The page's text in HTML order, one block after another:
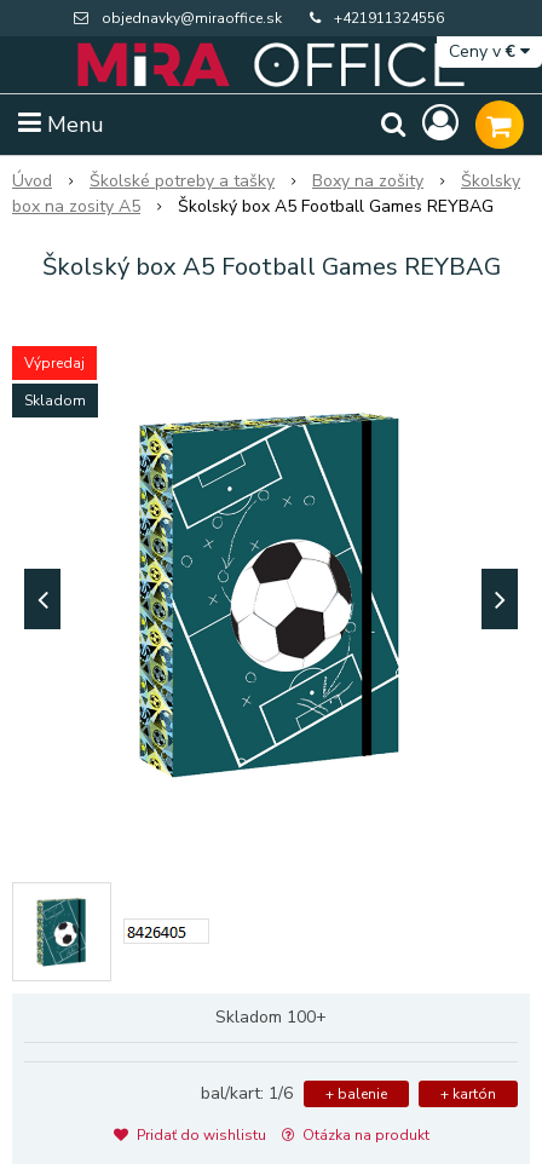
objednavky@miraoffice.sk +421911324556
Menu
Ceny v€
Extra výpredaj zásob Výpredaj BTS
Úvod Školské potreby a tašky Boxy na zošity
Školsky
box na zosity A5
Školský box A5 Football Games REYBAG
Školský box A5 Football Games REYBAG
Výpredaj
Skladom
Skladom 100+
bal/kart: 1/6 + balenie + kartón
Pridať do wishlistu Otázka na produkt